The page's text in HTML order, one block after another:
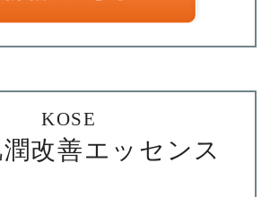
KOSE
改善エッセンス